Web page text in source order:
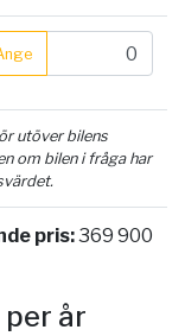
utöver bilens
om bilen i fråga har
pris:369 900
år